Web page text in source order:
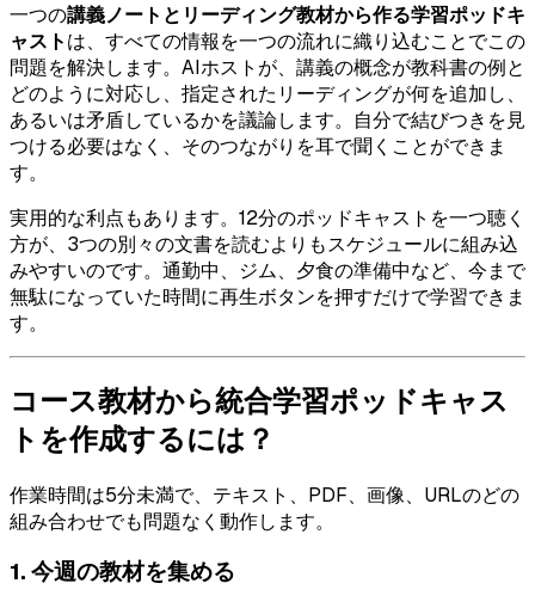
一つの講義ノートとリーディング教材から作る学習ポッドキ
ャストは、すべての情報を一つの流れに織り込むことでこの
問題を解決します。AIホストが、講義の概念が教科書の例と
どのように対応し、指定されたリーディングが何を追加し、
あるいは矛盾しているかを議論します。自分で結びつきを見
つける必要はなく、そのつながりを耳で聞くことができま
す。
実用的な利点もあります。12分のポッドキャストを一つ聴く
方が、3つの別々の文書を読むよりもスケジュールに組み込
みやすいのです。通勤中、ジム、夕食の準備中など、今まで
無駄になっていた時間に再生ボタンを押すだけで学習できま
す。
コース教材から統合学習ポッドキャス
トを作成するには？
作業時間は5分未満で、テキスト、PDF、画像、URLのどの
組み合わせでも問題なく動作します。
1. 今週の教材を集める